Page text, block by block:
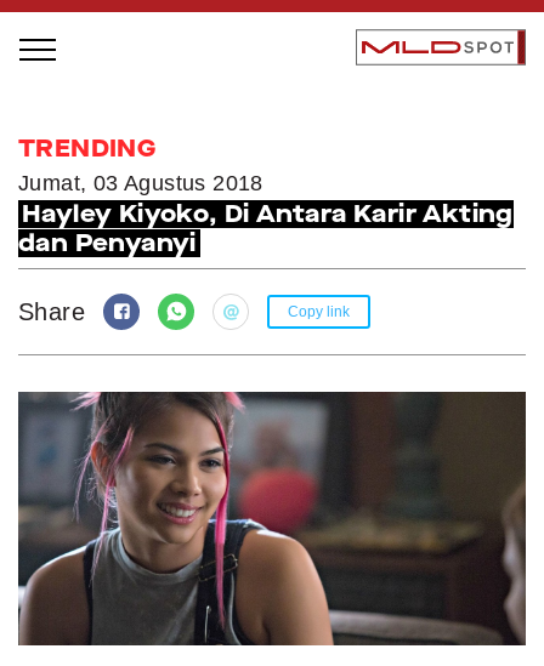
INSPIRING PEOPLE
INSPIRING PRODUCTS
INSPIRING PLACES
INSPIRING COMMUNITIES
TRENDING
EVENTS
MLDPODCAST
VIDEOS
MLDPOINTS
TRENDING
Jumat, 03 Agustus 2018
Hayley Kiyoko, Di Antara Karir Akting
dan Penyanyi
Share Copy link